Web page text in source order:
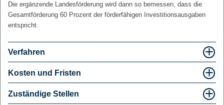
Die ergänzende Landesförderung wird dann so bemessen, dass die
Gesamtförderung 60 Prozent der förderfähigen Investitionsausgaben
entspricht.
Verfahren
Kosten und Fristen
Zuständige Stellen